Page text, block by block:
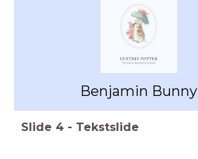
Benjamin Bunny
Slide 4 - Tekstslide